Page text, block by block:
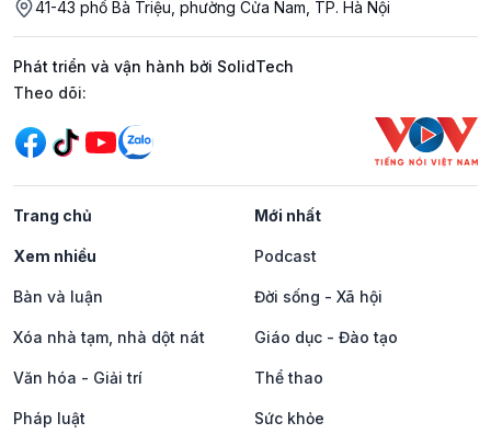
41-43 phố Bà Triệu, phường Cửa Nam, TP. Hà Nội
Phát triển và vận hành bởi SolidTech
Mạng xã hội
Theo dõi:
Trang chủ Mới nhất
Xem nhiều Podcast
Bàn và luận Đời sống - Xã hội
Xóa nhà tạm, nhà dột nát Giáo dục - Đào tạo
Văn hóa - Giải trí Thể thao
Pháp luật Sức khỏe